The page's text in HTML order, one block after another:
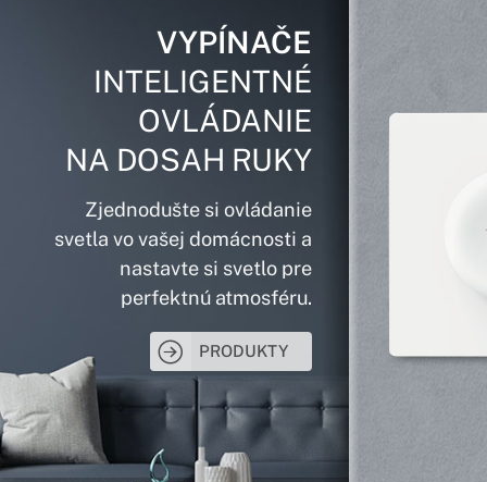
VYPÍNAČE
INTELIGENTNÉ
OVLÁDANIE
NA DOSAH RUKY
Zjednodušte si ovládanie
svetla vo vašej domácnosti a
nastavte si svetlo pre
perfektnú atmosféru.
PRODUKTY